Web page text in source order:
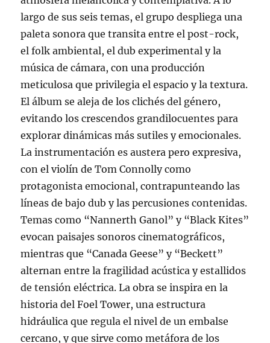
largo de sus seis temas, el grupo despliega una
paleta sonora que transita entre el post-rock,
el folk ambiental, el dub experimental y la
música de cámara, con una producción
meticulosa que privilegia el espacio y la textura.
El álbum se aleja de los clichés del género,
evitando los crescendos grandilocuentes para
explorar dinámicas más sutiles y emocionales.
La instrumentación es austera pero expresiva,
con el violín de Tom Connolly como
protagonista emocional, contrapunteando las
líneas de bajo dub y las percusiones contenidas.
Temas como “Nannerth Ganol” y “Black Kites”
evocan paisajes sonoros cinematográficos,
mientras que “Canada Geese” y “Beckett”
alternan entre la fragilidad acústica y estallidos
de tensión eléctrica. La obra se inspira en la
historia del Foel Tower, una estructura
hidráulica que regula el nivel de un embalse
cercano, y que sirve como metáfora de los